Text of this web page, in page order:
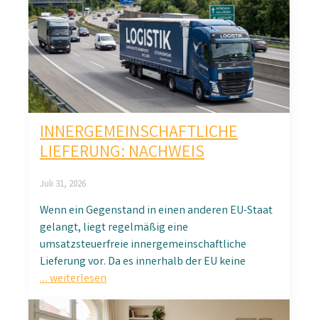
INNERGEMEINSCHAFTLICHE
LIEFERUNG: NACHWEIS
Juli 31, 2026
Wenn ein Gegenstand in einen anderen EU-Staat
gelangt, liegt regelmäßig eine
umsatzsteuerfreie innergemeinschaftliche
Lieferung vor. Da es innerhalb der EU keine
… weiterlesen